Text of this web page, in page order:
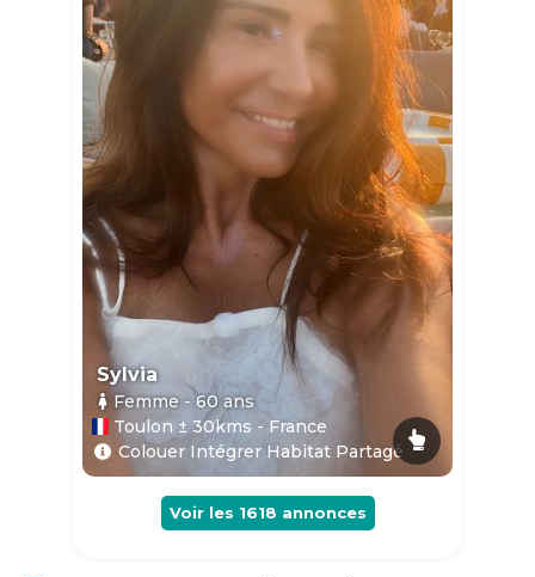
Sylvia
Femme - 60ans
Toulon ± 30kms - France
Colouer Intégrer Habitat Partagé
Voir les 1618 annonces